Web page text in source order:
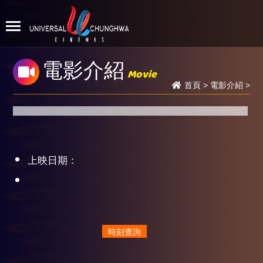
電影介紹 Movie
首頁> 電影介紹 >
上映日期：
時刻查詢